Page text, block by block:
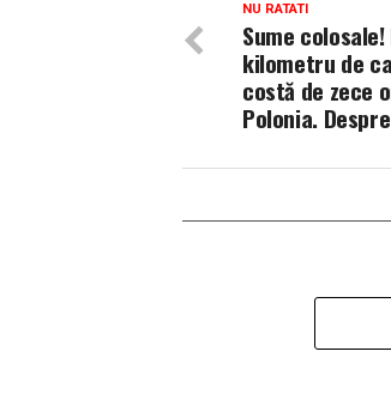
NU RATATI
Sume
kilometru de
costă de zece
Polonia.